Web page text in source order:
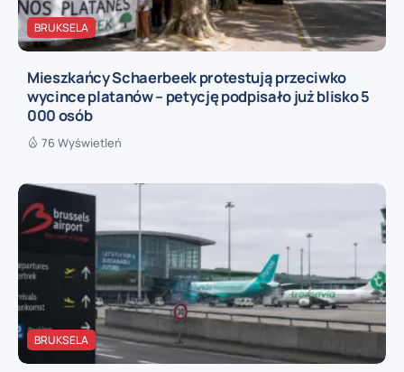
BRUKSELA
Mieszkańcy Schaerbeek protestują przeciwko
wycince platanów – petycję podpisało już blisko 5
000 osób
76 Wyświetleń
BRUKSELA